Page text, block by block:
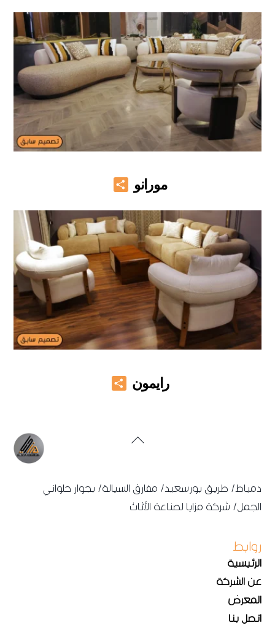
مورانو
رايمون
Back
دمياط/ طريق بورسعيد/ مفارق السيالة/ بجوار حلواني
الجمل/ شركة مزايا لصناعة الأثاث
روابط
الرئيسية
عن الشركة
المعرض
اتصل بنا